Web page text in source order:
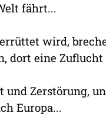
fährt...
wird,
dort eine Zuflucht
und Zerstörung,
Europa...